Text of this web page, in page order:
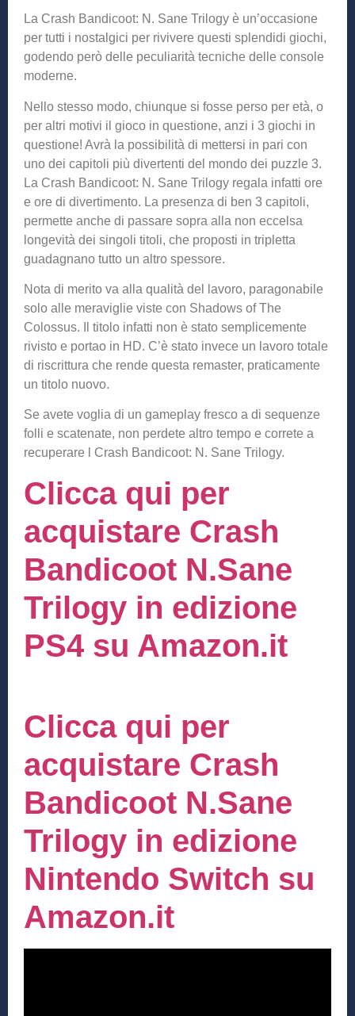
La Crash Bandicoot: N. Sane Trilogy è un’occasione
per tutti i nostalgici per rivivere questi splendidi giochi,
godendo però delle peculiarità tecniche delle console
moderne.
Nello stesso modo, chiunque si fosse perso per età, o
per altri motivi il gioco in questione, anzi i 3 giochi in
questione! Avrà la possibilità di mettersi in pari con
uno dei capitoli più divertenti del mondo dei puzzle 3.
La Crash Bandicoot: N. Sane Trilogy regala infatti ore
e ore di divertimento. La presenza di ben 3 capitoli,
permette anche di passare sopra alla non eccelsa
longevità dei singoli titoli, che proposti in tripletta
guadagnano tutto un altro spessore.
Nota di merito va alla qualità del lavoro, paragonabile
solo alle meraviglie viste con Shadows of The
Colossus. Il titolo infatti non è stato semplicemente
rivisto e portao in HD. C’è stato invece un lavoro totale
di riscrittura che rende questa remaster, praticamente
un titolo nuovo.
Se avete voglia di un gameplay fresco a di sequenze
folli e scatenate, non perdete altro tempo e correte a
recuperare l Crash Bandicoot: N. Sane Trilogy.
Clicca qui per
acquistare Crash
Bandicoot N.Sane
Trilogy in edizione
PS4 su Amazon.it
Clicca qui per
acquistare Crash
Bandicoot N.Sane
Trilogy in edizione
Nintendo Switch su
Amazon.it